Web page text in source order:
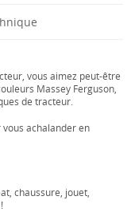
vous aimez peut-être
Massey Ferguson,
de tracteur.
vous achalander en
chaussure, jouet,